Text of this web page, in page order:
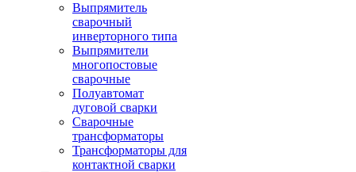
Выпрямитель
сварочный
инверторного типа
Выпрямители
многопостовые
сварочные
Полуавтомат
дуговой сварки
Сварочные
трансформаторы
Трансформаторы для
контактной сварки